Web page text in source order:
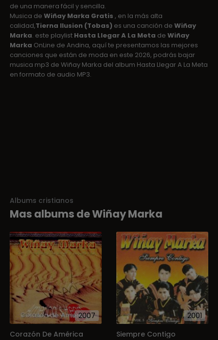
de una manera fácil y sencilla.
Musica de Wiñay Marka Gratis , en la más alta
calidad,Tierna Ilusion (Tobas) es una canción de Wiñay
Marka. este playlist Hasta Llegar A La Meta de Wiñay
Marka OnLine de Andina, aquí te presentamos las mejores
canciones que están de moda en este 2026, podrás bajar
musica mp3 de Wiñay Marka del album Hasta Llegar A La Meta
en formato de audio MP3.
Albums cristianos
Mas albums de Wiñay Marka
2007
Corazón De América
2001
Siempre Contigo